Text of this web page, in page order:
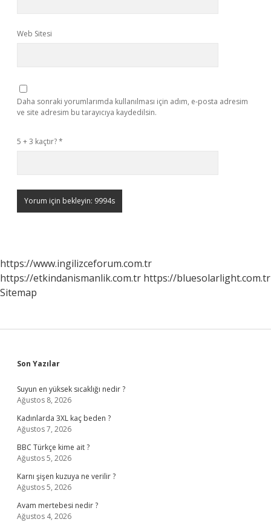
Web Sitesi
Daha sonraki yorumlarımda kullanılması için adım, e-posta adresim
ve site adresim bu tarayıcıya kaydedilsin.
5 + 3 kaçtır?*
https://www.ingilizceforum.com.tr
https://etkindanismanlik.com.tr https://bluesolarlight.com.tr
Sitemap
Sidebar
Son Yazılar
Suyun en yüksek sıcaklığı nedir ?
Ağustos 8, 2026
Kadınlarda 3XL kaç beden ?
Ağustos 7, 2026
BBC Türkçe kime ait ?
Ağustos 5, 2026
Karnı şişen kuzuya ne verilir ?
Ağustos 5, 2026
Avam mertebesi nedir ?
Ağustos 4, 2026